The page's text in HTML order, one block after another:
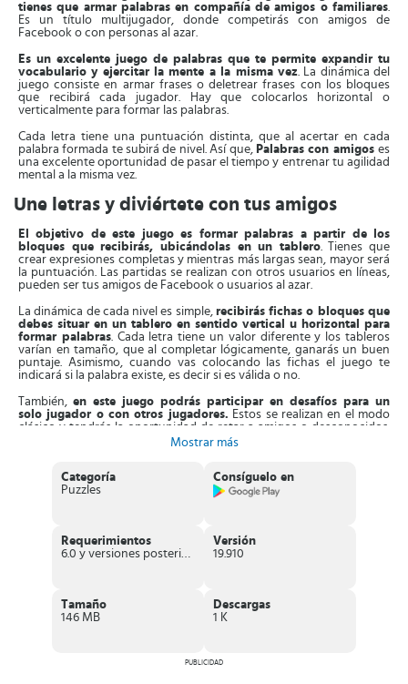
tienes que armar palabras en compañía de amigos o familiares.
Es un título multijugador, donde competirás con amigos de
Facebook o con personas al azar.
Es un excelente juego de palabras que te permite expandir tu
vocabulario y ejercitar la mente a la misma vez. La dinámica del
juego consiste en armar frases o deletrear frases con los bloques
que recibirá cada jugador. Hay que colocarlos horizontal o
verticalmente para formar las palabras.
Cada letra tiene una puntuación distinta, que al acertar en cada
palabra formada te subirá de nivel. Así que, Palabras con amigoses
una excelente oportunidad de pasar el tiempo y entrenar tu agilidad
mental a la misma vez.
Une letras y diviértete con tus amigos
El objetivo de este juego es formar palabras a partir de los
bloques que recibirás, ubicándolas en un tablero. Tienes que
crear expresiones completas y mientras más largas sean, mayor será
la puntuación. Las partidas se realizan con otros usuarios en líneas,
pueden ser tus amigos de Facebook o usuarios al azar.
La dinámica de cada nivel es simple, recibirás fichas o bloques que
debes situar en un tablero en sentido vertical u horizontal para
formar palabras. Cada letra tiene un valor diferente y los tableros
varían en tamaño, que al completar lógicamente, ganarás un buen
puntaje. Asimismo, cuando vas colocando las fichas el juego te
indicará si la palabra existe, es decir si es válida o no.
También, en este juego podrás participar en desafíos para un
solo jugador o con otros jugadores. Estos se realizan en el modo
clásico y tendrás la oportunidad de retar a amigos o desconocidos.
Puedes iniciar el reto o aceptarlo de parte de los demás, con la
Por otro lado,Palabras con amigos dispone de potenciadores
que puedes usar en cada jugada al quedarse sin opciones. Cuenta
valor para estas jugadas.
Divertido juego de palabras multijugador
formar frases lógicas.
Consta de
, que al ganar recibirás insignias.
Mostrar más
Categoría
Puzzles
Consíguelo en
Requerimientos
6.0 y versiones posteriores
Versión
19.910
Tamaño
146 MB
Descargas
1 K
PUBLICIDAD